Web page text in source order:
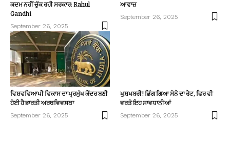
ਕਦਮ ਨਹੀਂ ਚੁੱਕ ਰਹੀ ਸਰਕਾਰ: Rahul
Gandhi
September 26, 2025
ਆਵਾਜ਼
September 26, 2025
ਵਿਸ਼ਵਵਿਆਪੀ ਵਿਕਾਸ ਦਾ ਪ੍ਰਮੁੱਖ ਕੇਂਦਰ ਬਣੀ
ਹੋਈ ਹੈ ਭਾਰਤੀ ਅਰਥਵਿਵਸਥਾ
September 26, 2025
ਖੁਸ਼ਖਬਰੀ! ਡਿੱਗ ਗਿਆ ਸੋਨੇ ਦਾ ਰੇਟ, ਫਿਰ ਵੀ
ਵਰਤੋ ਇਹ ਸਾਵਧਾਨੀਆਂ
September 26, 2025